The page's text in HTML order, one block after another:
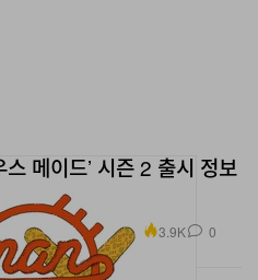
메이드’ 시즌 2 출시 정보
3.9K 0